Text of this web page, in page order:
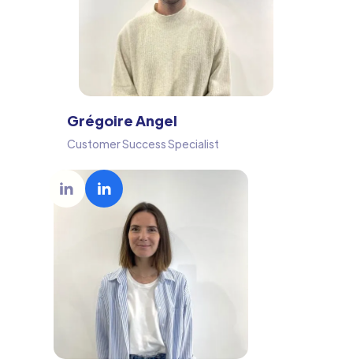
Grégoire Angel
Customer Success Specialist